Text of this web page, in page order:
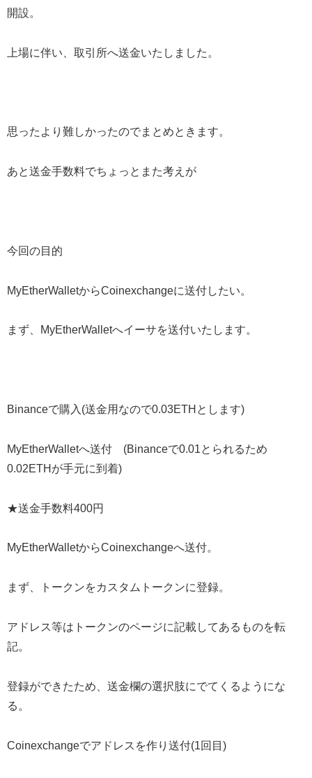
開設。
上場に伴い、取引所へ送金いたしました。
思ったより難しかったのでまとめときます。
あと送金手数料でちょっとまた考えが
今回の目的
MyEtherWalletからCoinexchangeに送付したい。
まず、MyEtherWalletへイーサを送付いたします。
Binanceで購入(送金用なので0.03ETHとします)
MyEtherWalletへ送付 (Binanceで0.01とられるため
0.02ETHが手元に到着)
★送金手数料400円
MyEtherWalletからCoinexchangeへ送付。
まず、トークンをカスタムトークンに登録。
アドレス等はトークンのページに記載してあるものを転
記。
登録ができたため、送金欄の選択肢にでてくるようにな
る。
Coinexchangeでアドレスを作り送付(1回目)